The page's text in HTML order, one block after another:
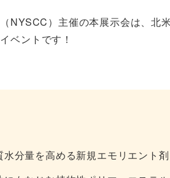
NYSCC）主催の本展示会は、北
ベントです！
分量を高める新規エモリエント剤